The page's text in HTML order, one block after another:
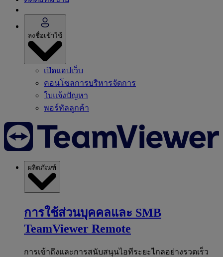
ลงชื่อเข้าใช้
เปิดแอปเว็บ
คอนโซลการบริหารจัดการ
ใบแจ้งปัญหา
พอร์ทัลลูกค้า
ผลิตภัณฑ์
การใช้ส่วนบุคคลและ SMB
TeamViewer Remote
การเข้าถึงและการสนับสนุนไอทีระยะไกลอย่างรวดเร็ว